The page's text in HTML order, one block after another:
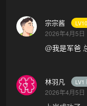
宗宗酱
2026年4月5日
@我是军爸
林羽凡 LV1
2026年4月5日